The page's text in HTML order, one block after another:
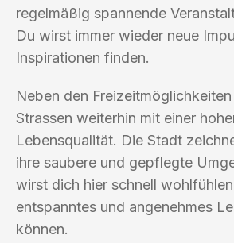
regelmäßig spannende
Du wirst immer wieder neue
Inspirationen finden.
Neben den
Strassen weiterhin mit einer
Lebensqualität. Die Stadt
ihre saubere und gepflegte
wirst dich hier schnell
entspanntes und angenehmes
können.